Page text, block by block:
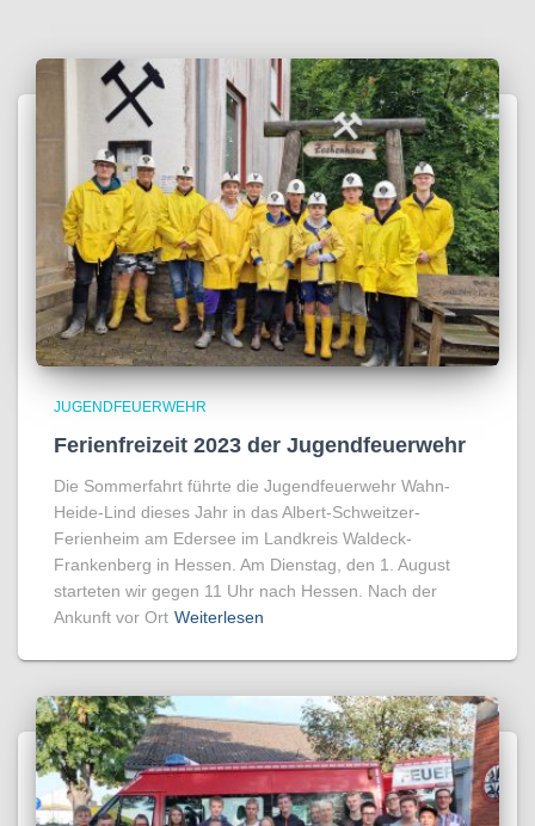
JUGENDFEUERWEHR
Ferienfreizeit 2023 der Jugendfeuerwehr
Die Sommerfahrt führte die Jugendfeuerwehr Wahn-
Heide-Lind dieses Jahr in das Albert-Schweitzer-
Ferienheim am Edersee im Landkreis Waldeck-
Frankenberg in Hessen. Am Dienstag, den 1. August
starteten wir gegen 11 Uhr nach Hessen. Nach der
Ankunft vor Ort Weiterlesen